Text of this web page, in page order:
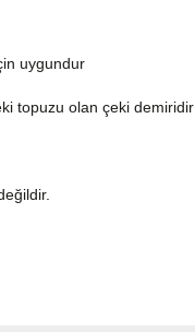
uygundur
topuzu olan çeki demiridir